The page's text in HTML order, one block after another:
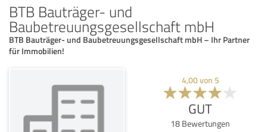
BTB Bauträger- und
Baubetreuungsgesellschaft mbH
BTB Bauträger- und Baubetreuungsgesellschaft mbH – Ihr Partner
für Immobilien!
4,00von 5
GUT
18 Bewertungen